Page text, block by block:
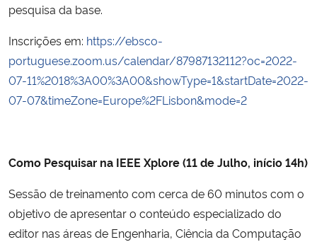
Gabinete de Segurança Institucional
Advocacia-Geral da União
pesquisa da base.
Inscrições em: https://ebsco-
portuguese.zoom.us/calendar/87987132112?oc=2022-
07-11%2018%3A00%3A00&showType=1&startDate=2022-
07-07&timeZone=Europe%2FLisbon&mode=2
Como Pesquisar na IEEE Xplore (11 de Julho, início 14h)
Sessão de treinamento com cerca de 60 minutos com o
objetivo de apresentar o conteúdo especializado do
editor nas áreas de Engenharia, Ciência da Computação